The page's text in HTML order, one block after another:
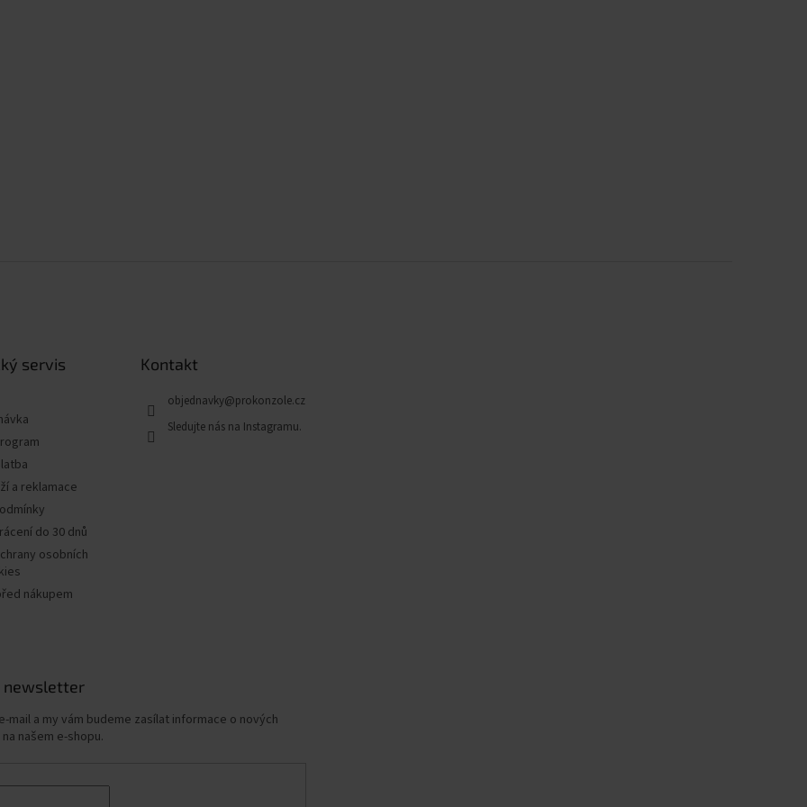
servis
a reklamace
do 30 dnů
osobních
nákupem
Kontakt
objednavky@prokonzole.cz
newsletter
mail a my vám budeme zasílat informace o nových
našem e-shopu.